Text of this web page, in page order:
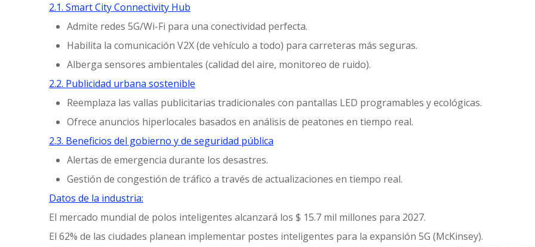
2.1. Smart City Connectivity Hub
Admite redes 5G/Wi-Fi para una conectividad perfecta.
Habilita la comunicación V2X (de vehículo a todo) para carreteras más seguras.
Alberga sensores ambientales (calidad del aire, monitoreo de ruido).
2.2. Publicidad urbana sostenible
Reemplaza las vallas publicitarias tradicionales con pantallas LED programables y ecológicas.
Ofrece anuncios hiperlocales basados ​​en análisis de peatones en tiempo real.
2.3. Beneficios del gobierno y de seguridad pública
Alertas de emergencia durante los desastres.
Gestión de congestión de tráfico a través de actualizaciones en tiempo real.
Datos de la industria:
El mercado mundial de polos inteligentes alcanzará los $ 15.7 mil millones para 2027.
El 62% de las ciudades planean implementar postes inteligentes para la expansión 5G (McKinsey).